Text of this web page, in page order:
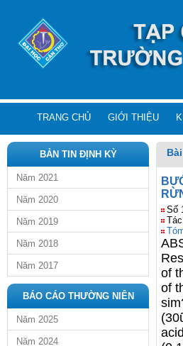
TRANG CHỦ GIỚI THIỆU
BẢN TIN ĐỊNH KỲ
Năm 2021
Năm 2020
Năm 2019
Năm 2018
Năm 2017
BÁO CÁO THƯỜNG NIÊN
Năm 2025
Năm 2024
Số
of
of